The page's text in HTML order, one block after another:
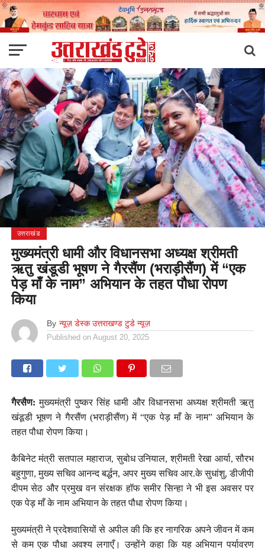
उत्तराखंड
मुख्यमंत्री धामी और विधानसभा अध्यक्ष श्रीमती
ऋतु खंडूडी भूषण ने गैरसैंण (भराड़ीसैंण) में “एक
पेड़ माँ के नाम” अभियान के तहत पौधा रोपण
किया
By न्यूज़ डेस्क उत्तराखण्ड टुडे न्यूज़
Published on August 20, 2025
गैरसैण: मुख्यमंत्री पुष्कर सिंह धामी और विधानसभा अध्यक्ष श्रीमती ऋतु
खंडूडी भूषण ने गैरसैंण (भराड़ीसैंण) में “एक पेड़ माँ के नाम” अभियान के
तहत पौधा रोपण किया।
कैबिनेट मंत्री सतपाल महाराज, सुबोध उनियाल, श्रीमती रेखा आर्या, सौरभ
बहुगुणा, मुख्य सचिव आनन्द बर्द्धन, अपर मुख्य सचिव आर.के सुधांशु, डीजीपी
दीपम सेठ और प्रमुख वन संरक्षक हॉफ समीर सिन्हा ने भी इस अवसर पर
एक पेड़ माँ के नाम अभियान के तहत पौधा रोपण किया।
मुख्यमंत्री ने प्रदेशवासियों से अपील की कि हर नागरिक अपने जीवन में कम
से कम एक पौधा अवश्य लगाएँ। उन्होंने कहा कि यह अभियान पर्यावरण